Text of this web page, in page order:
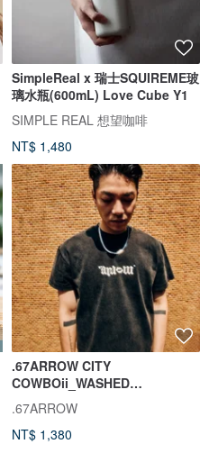
SimpleReal x 瑞士SQUIREME玻
璃水瓶(600mL) Love Cube Y1
SIMPLE REAL 想望咖啡
NT$ 1,480
.67ARROW CITY
COWBOii_WASHED
TEE_BLACK 重磅水洗T 黑色 短
袖 T
.67ARROW
NT$ 1,380